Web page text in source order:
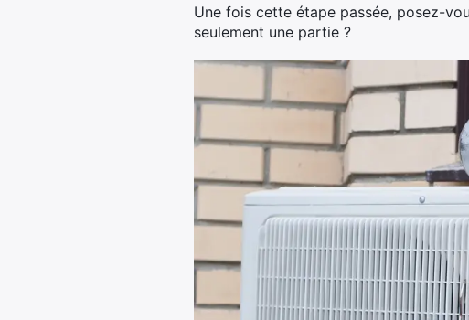
Une fois cette étape passée, posez-
seulement une partie ?